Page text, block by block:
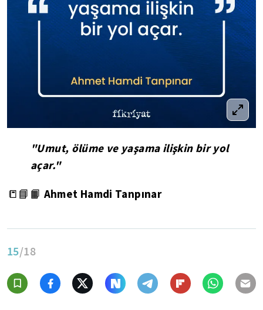
"Umut, ölüme ve yaşama ilişkin bir yol
açar."
📒📘📙 Ahmet Hamdi Tanpınar
15/18